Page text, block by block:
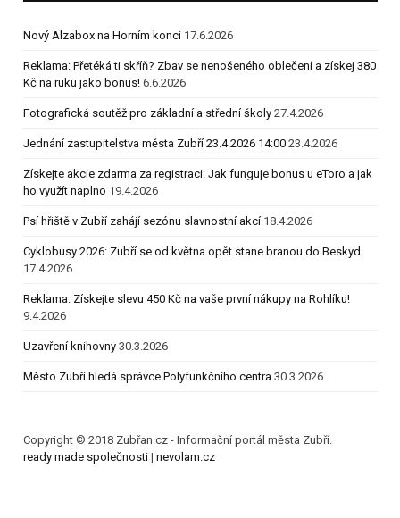
Nový Alzabox na Horním konci 17.6.2026
Reklama: Přetéká ti skříň? Zbav se nenošeného oblečení a získej 380
Kč na ruku jako bonus! 6.6.2026
Fotografická soutěž pro základní a střední školy 27.4.2026
Jednání zastupitelstva města Zubří 23.4.2026 14:00 23.4.2026
Získejte akcie zdarma za registraci: Jak funguje bonus u eToro a jak
ho využít naplno 19.4.2026
Psí hřiště v Zubří zahájí sezónu slavnostní akcí 18.4.2026
Cyklobusy 2026: Zubří se od května opět stane branou do Beskyd
17.4.2026
Reklama: Získejte slevu 450 Kč na vaše první nákupy na Rohlíku!
9.4.2026
Uzavření knihovny 30.3.2026
Město Zubří hledá správce Polyfunkčního centra 30.3.2026
Copyright © 2018 Zubřan.cz - Informační portál města Zubří.
ready made společnosti | nevolam.cz